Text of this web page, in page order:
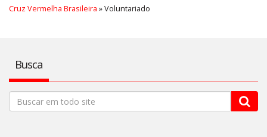
Cruz Vermelha Brasileira »Voluntariado
Busca